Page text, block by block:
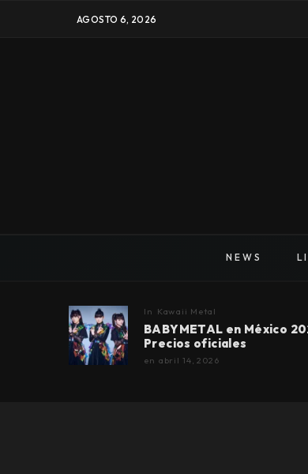
AGOSTO 6, 2026
NEWS
In Kawaii Metal
BABYMETAL en México
Precios oficiales
en abril 14, 2026